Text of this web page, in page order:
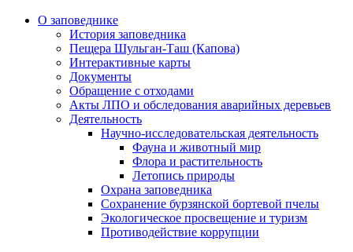
О заповеднике
История заповедника
Пещера Шульган-Таш (Капова)
Интерактивные карты
Документы
Обращение с отходами
Акты ЛПО и обследования аварийных деревьев
Деятельность
Научно-исследовательская деятельность
Фауна и животный мир
Флора и растительность
Летопись природы
Охрана заповедника
Сохранение бурзянской бортевой пчелы
Экологическое просвещение и туризм
Противодействие коррупции